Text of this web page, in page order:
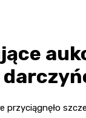
przyciągnęło